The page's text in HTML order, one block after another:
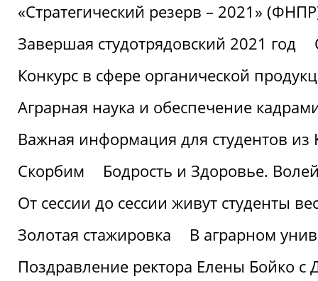
«Стратегический резерв – 2021»
Завершая студотрядовский 2021 год
Конкурс в сфере органической
Аграрная наука и обеспечение
Важная информация для студентов из
Скорбим
Бодрость и Здоровье.
От сессии до сессии живут студенты
Золотая стажировка
В аграрном
Поздравление ректора Елены Бойко с